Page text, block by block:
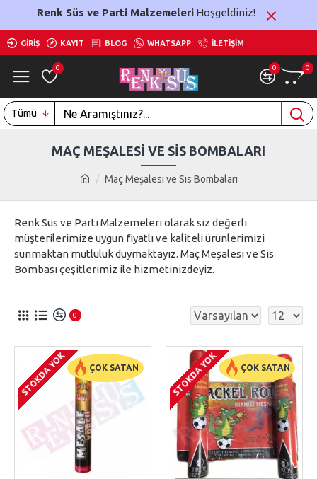
Renk Süs ve Parti MalzemeleriHoşgeldiniz!
GIRIŞ KAYIT BLOG WHATSAPP İLETIŞIM
0 0 0
Tümü
Maç Meşalesi ve Sis Bombaları
MAÇ MEŞALESI VE SIS BOMBALARI
Renk Süs ve Parti Malzemeleri olarak siz değerli
müşterilerimize uygun fiyatlı ve kaliteli ürünlerimizi
sunmaktan mutluluk duymaktayız. Maç Meşalesi ve Sis
Bombası çeşitlerimiz ile hizmetinizdeyiz.
0
ÇOK SATAN
STOKDA YOK ÇOK SATAN
STOKDA YOK